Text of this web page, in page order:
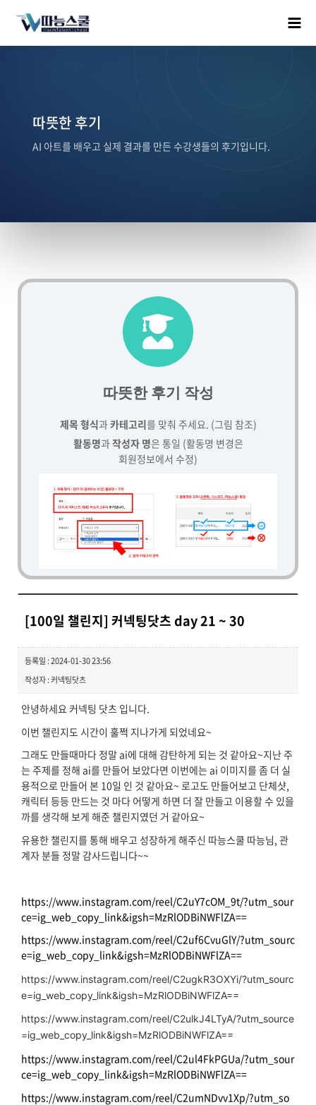
따뜻한 후기
AI 아트를 배우고 실제 결과를 만든 수강생들의 후기입니다.
따뜻한 후기 작성
제목 형식과카테고리를 맞춰 주세요. (그림 참조)
활동명과작성자 명은 통일 (활동명 변경은
회원정보에서 수정)
[100일 챌린지] 커넥팅닷츠 day 21 ~ 30
등록일 : 2024-01-30 23:56
작성자 : 커넥팅닷츠
안녕하세요 커넥팅 닷츠 입니다.
이번 챌린지도 시간이 훌쩍 지나가게 되었네요~
그래도 만들때마다 정말 ai에 대해 감탄하게 되는 것 같아요~지난 주
는 주제를 정해 ai를 만들어 보았다면 이번에는 ai 이미지를 좀 더 실
용적으로 만들어 본 10일 인 것 같아요~ 로고도 만들어보고 단체샷,
캐릭터 등등 만드는 것 마다 어떻게 하면 더 잘 만들고 이용할 수 있을
까를 생각해 보게 해준 챌린지였던 거 같아요~
유용한 챌린지를 통해 배우고 성장하게 해주신 따능스쿨 따능님, 관
계자 분들 정말 감사드립니다~~
https://www.instagram.com/reel/C2uY7cOM_9t/?utm_sour
ce=ig_web_copy_link&igsh=MzRlODBiNWFlZA==
https://www.instagram.com/reel/C2uf6CvuGlY/?utm_sourc
e=ig_web_copy_link&igsh=MzRlODBiNWFlZA==
https://www.instagram.com/reel/C2ugkR3OXYi/?utm_sourc
e=ig_web_copy_link&igsh=MzRlODBiNWFlZA==
https://www.instagram.com/reel/C2ulkJ4LTyA/?utm_source
=ig_web_copy_link&igsh=MzRlODBiNWFlZA==
https://www.instagram.com/reel/C2ul4FkPGUa/?utm_sour
ce=ig_web_copy_link&igsh=MzRlODBiNWFlZA==
https://www.instagram.com/reel/C2umNDvv1Xp/?utm_so